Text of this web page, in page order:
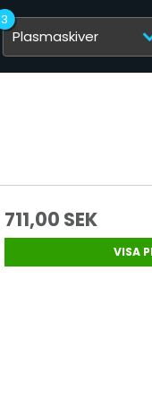
3
711,00 SEK
VISA